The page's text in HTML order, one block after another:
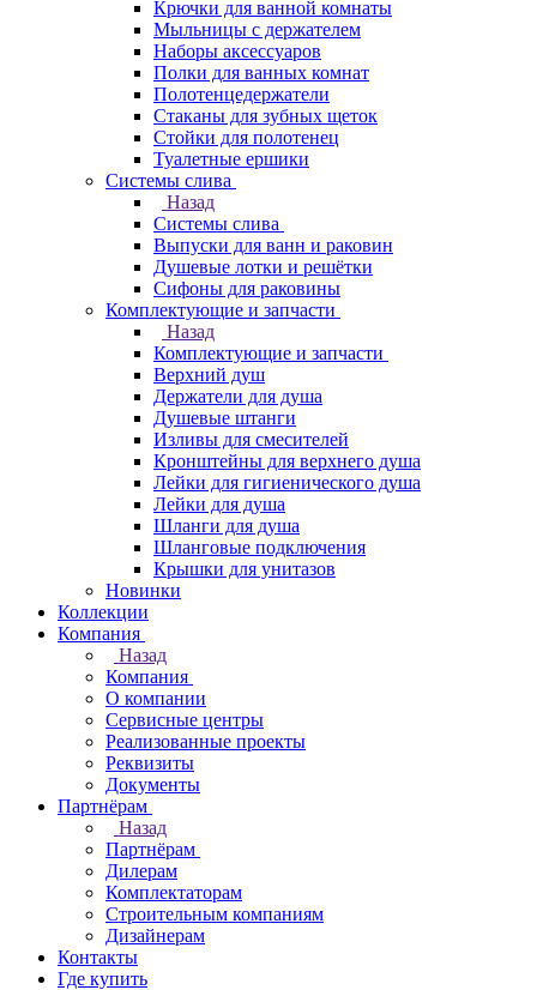
Крючки для ванной комнаты
Мыльницы с держателем
Наборы аксессуаров
Полки для ванных комнат
Полотенцедержатели
Стаканы для зубных щеток
Стойки для полотенец
Туалетные ершики
Системы слива
Назад
Системы слива
Выпуски для ванн и раковин
Душевые лотки и решётки
Сифоны для раковины
Комплектующие и запчасти
Назад
Комплектующие и запчасти
Верхний душ
Держатели для душа
Душевые штанги
Изливы для смесителей
Кронштейны для верхнего душа
Лейки для гигиенического душа
Лейки для душа
Шланги для душа
Шланговые подключения
Крышки для унитазов
Новинки
Коллекции
Компания
Назад
Компания
О компании
Сервисные центры
Реализованные проекты
Реквизиты
Документы
Партнёрам
Назад
Партнёрам
Дилерам
Комплектаторам
Строительным компаниям
Дизайнерам
Контакты
Где купить